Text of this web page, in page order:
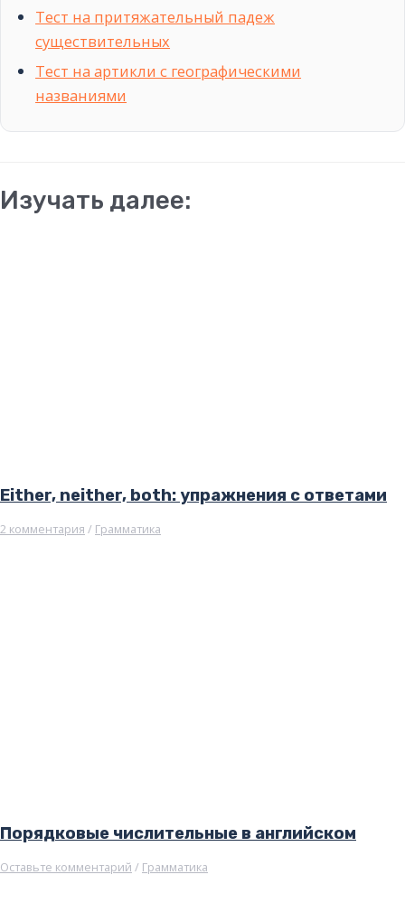
Тест на притяжательный падеж
существительных
Тест на артикли с географическими
названиями
Изучать далее:
Either, neither, both: упражнения с ответами
2 комментария / Грамматика
Порядковые числительные в английском
Оставьте комментарий / Грамматика